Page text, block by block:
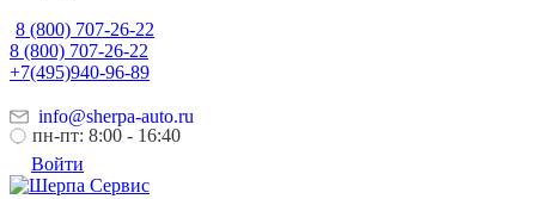
8 (800) 707-26-22
8 (800) 707-26-22
+7(495)940-96-89
info@sherpa-auto.ru
пн-пт: 8:00 - 16:40
Войти